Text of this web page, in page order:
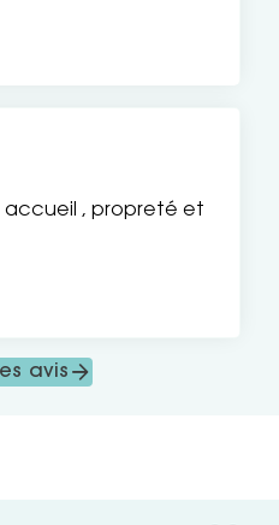
accueil , propreté et
avis